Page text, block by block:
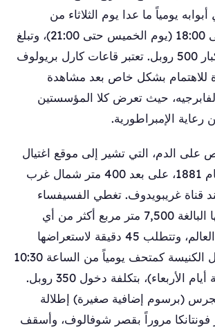
أبوابه يومياً ما عدا يوم الثلاثاء من
الساعة 10:00 إلى 18:00 (يوم الخميس حتى 21:00)، وتبلغ
تكلفة الدخول للكبار 500 روبل. تعتبر قاعات كارل بريولوف
للاهتمام بشكل خاص بعد مشاهدة
لفابرجيه، حيث تعرض كلا المؤسستين
الإمبراطورية.
على الدم، التي تشير إلى موقع اغتيال
ألكسندر الثاني عام 1881، على بعد 400 متر شمال غرب
قناة غريبويدوف. تغطي الفسيفساء
الداخلية لمساحتها البالغة 7,500 متر مربع أكثر من أي
كنيسة أخرى في العالم، وتتطلب 45 دقيقة لاستعراضها
بشكل كامل. تعمل الكنيسة كمتحف يومياً من الساعة 10:30
إلى 18:00 (مغلقة أيام الأربعاء)، بتكلفة دخول 350 روبل.
(برسوم إضافية صغيرة) إطلالة
مروراً بقصر شوفالوف، وأسقف